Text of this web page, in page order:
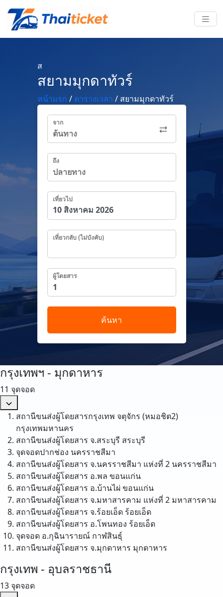
ส
สยามมุกดาทัวร์
หน้าแรก / ตารางเวลา / สยามมุกดาทัวร์
จาก
ถึง
เที่ยวไป
เที่ยวกลับ (ไม่บังคับ)
ผู้โดยสาร
ค้นหา
กรุงเทพฯ - มุกดาหาร
11 จุดจอด
สถานีขนส่งผู้โดยสารกรุงเทพ จตุจักร (หมอชิต2)
กรุงเทพมหานคร
สถานีขนส่งผู้โดยสาร จ.สระบุรี สระบุรี
จุดจอดปากช่อง นครราชสีมา
สถานีขนส่งผู้โดยสาร จ.นครราชสีมา แห่งที่ 2 นครราชสีมา
สถานีขนส่งผู้โดยสาร อ.พล ขอนแก่น
สถานีขนส่งผู้โดยสาร อ.บ้านไผ่ขอนแก่น
สถานีขนส่งผู้โดยสาร จ.มหาสารคาม แห่งที่ 2 มหาสารคาม
สถานีขนส่งผู้โดยสาร จ.ร้อยเอ็ด ร้อยเอ็ด
สถานีขนส่งผู้โดยสาร อ.โพนทอง ร้อยเอ็ด
จุดจอด อ.กุฉินารายณ์ กาฬสินธุ์
สถานีขนส่งผู้โดยสาร จ.มุกดาหาร มุกดาหาร
กรุงเทพ - อุบลราชธานี
13 จุดจอด